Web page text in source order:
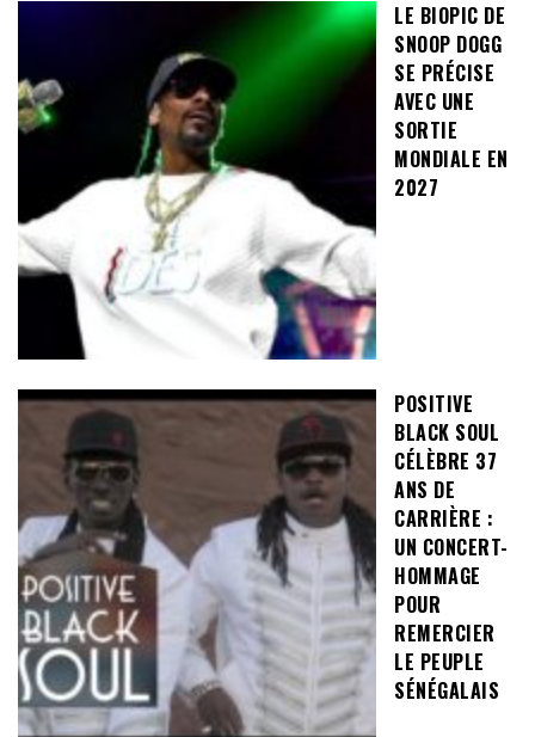
LE BIOPIC DE
SNOOP DOGG
SE PRÉCISE
AVEC UNE
SORTIE
MONDIALE EN
2027
POSITIVE
BLACK SOUL
CÉLÈBRE 37
ANS DE
CARRIÈRE :
UN CONCERT-
HOMMAGE
POUR
REMERCIER
LE PEUPLE
SÉNÉGALAIS